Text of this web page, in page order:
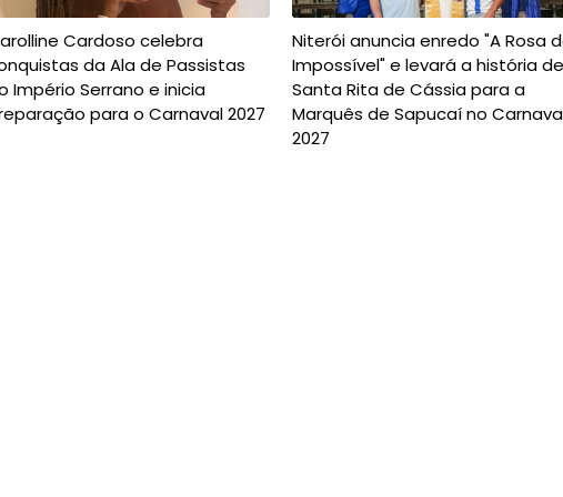
Cardoso celebra
da Ala de Passistas
Império Serrano e inicia
para o Carnaval 2027
Niterói anuncia enredo "A Rosa
Impossível" e levará a história de
Santa Rita de Cássia para a
Marquês de Sapucaí no
2027